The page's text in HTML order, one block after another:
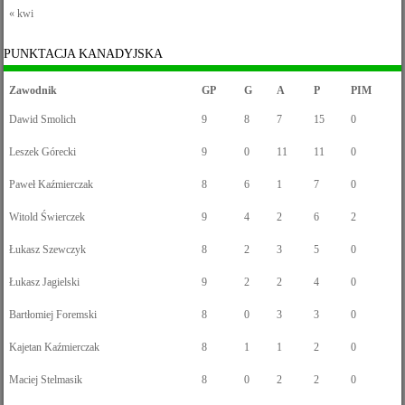
« kwi
PUNKTACJA KANADYJSKA
Zawodnik GP G A P PIM
Dawid Smolich 9 8 7 15 0
Leszek Górecki 9 0 11 11 0
Paweł Kaźmierczak 8 6 1 7 0
Witold Świerczek 9 4 2 6 2
Łukasz Szewczyk 8 2 3 5 0
Łukasz Jagielski 9 2 2 4 0
Bartłomiej Foremski 8 0 3 3 0
Kajetan Kaźmierczak 8 1 1 2 0
Maciej Stelmasik 8 0 2 2 0